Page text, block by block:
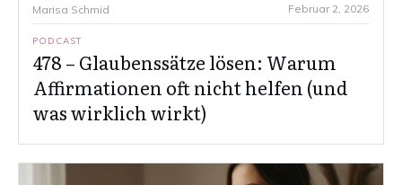
Marisa Schmid Februar 2, 2026
PODCAST
478 – Glaubenssätze lösen: Warum
Affirmationen oft nicht helfen (und
was wirklich wirkt)